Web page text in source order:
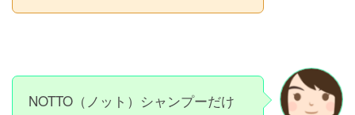
NOTTO（ノット）シャンプーだけ